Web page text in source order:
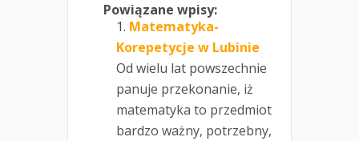
Powiązane wpisy:
Matematyka-
Korepetycje w Lubinie
Od wielu lat powszechnie
panuje przekonanie, iż
matematyka to przedmiot
bardzo ważny, potrzebny,